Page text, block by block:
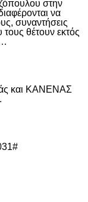
στην
να
συναντήσεις
τους θέτουν εκτός
και ΚΑΝΕΝΑΣ